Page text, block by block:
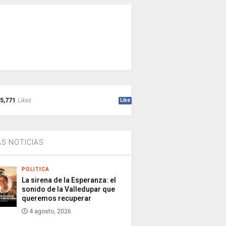
5,771 Likes Like
NOTICIAS
POLITICA
La sirena de la Esperanza: el
sonido de la Valledupar que
queremos recuperar
4 agosto, 2026